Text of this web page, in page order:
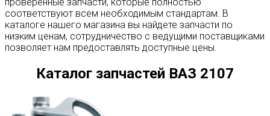
проверенные запчасти, которые полностью
соответствуют всем необходимым стандартам. В
каталоге нашего магазина вы найдете запчасти по
низким ценам, сотрудничество с ведущими поставщиками
позволяет нам предоставлять доступные цены.
Каталог запчастей ВАЗ 2107